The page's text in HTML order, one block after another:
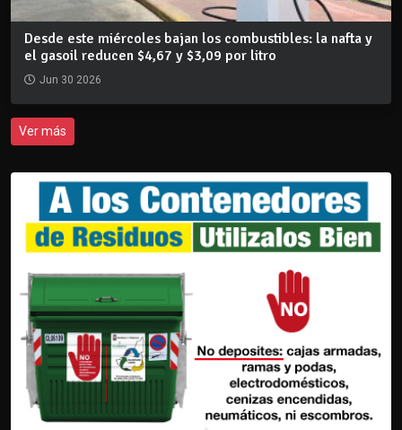
Desde este miércoles bajan los combustibles: la nafta y
el gasoil reducen $4,67 y $3,09 por litro
Jun 30 2026
Ver más